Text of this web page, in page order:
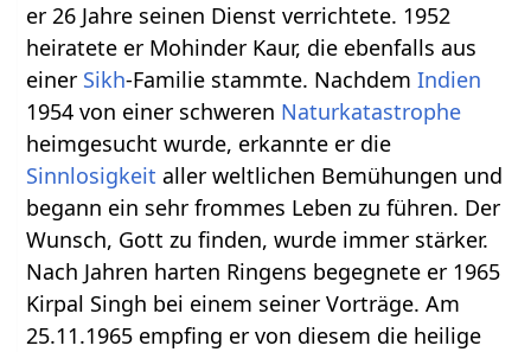
er 26 Jahre seinen Dienst verrichtete. 1952
heiratete er Mohinder Kaur, die ebenfalls aus
einer Sikh-Familie stammte. NachdemIndien
1954 von einer schweren Naturkatastrophe
heimgesucht wurde, erkannte er die
Sinnlosigkeit aller weltlichen Bemühungen und
begann ein sehr frommes Leben zu führen. Der
Wunsch, Gott zu finden, wurde immer stärker.
Nach Jahren harten Ringens begegnete er 1965
Kirpal Singh bei einem seiner Vorträge. Am
25.11.1965 empfing er von diesem die heilige